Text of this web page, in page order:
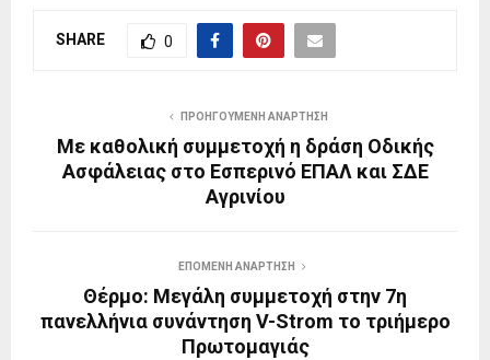
SHARE 0
ΠΡΟΗΓΟΎΜΕΝΗ ΑΝΆΡΤΗΣΗ
Με καθολική συμμετοχή η δράση Οδικής
Ασφάλειας στο Εσπερινό ΕΠΑΛ και ΣΔΕ
Αγρινίου
ΕΠΌΜΕΝΗ ΑΝΆΡΤΗΣΗ
Θέρμο: Μεγάλη συμμετοχή στην 7η
πανελλήνια συνάντηση V-Strom το τριήμερο
Πρωτομαγιάς